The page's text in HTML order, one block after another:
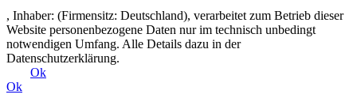
, Inhaber: (Firmensitz: Deutschland), verarbeitet zum Betrieb dieser
Website personenbezogene Daten nur im technisch unbedingt
notwendigen Umfang. Alle Details dazu in der
Datenschutzerklärung.
Ok
Ok